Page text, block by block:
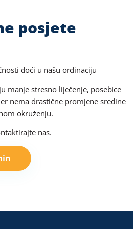
posjete
doći u našu ordinaciju
manje stresno liječenje, posebice
nema drastične promjene sredine
okruženju.
nas.